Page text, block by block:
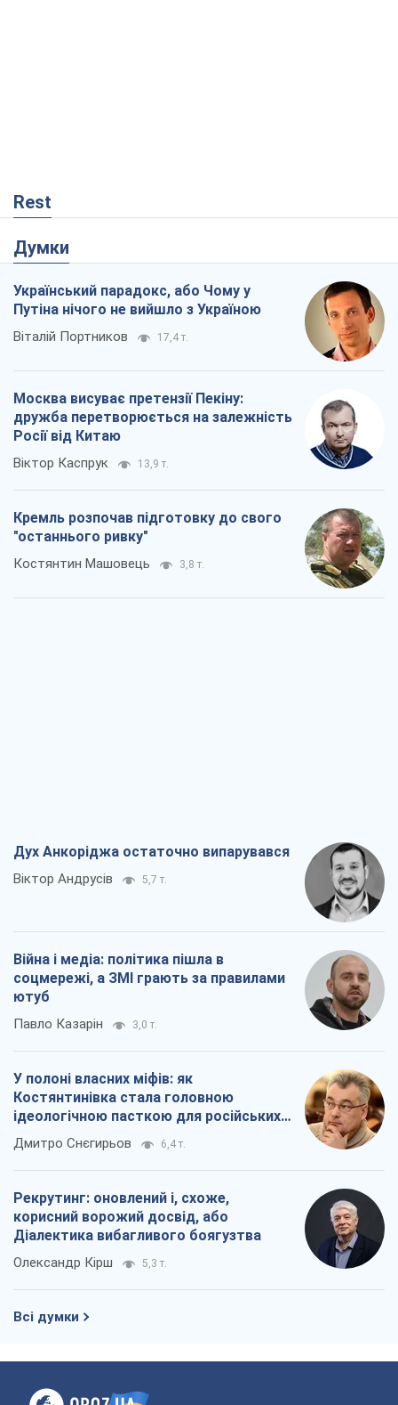
Rest
Думки
Український парадокс, або Чому у
Путіна нічого не вийшло з Україною
Віталій Портников 17,4 т.
Москва висуває претензії Пекіну:
дружба перетворюється на залежність
Росії від Китаю
Віктор Каспрук 13,9 т.
Кремль розпочав підготовку до свого
"останнього ривку"
Костянтин Машовець 3,8 т.
Дух Анкоріджа остаточно випарувався
Віктор Андрусів 5,7 т.
Війна і медіа: політика пішла в
соцмережі, а ЗМІ грають за правилами
ютуб
Павло Казарін 3,0 т.
У полоні власних міфів: як
Костянтинівка стала головною
ідеологічною пасткою для російських
окупантів
Дмитро Снєгирьов 6,4 т.
Рекрутинг: оновлений і, схоже,
корисний ворожий досвід, або
Діалектика вибагливого боягузтва
Олександр Кірш 5,3 т.
Всі думки